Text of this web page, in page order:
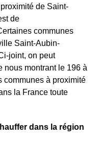
de Saint-
de
communes
Saint-Aubin-
joint, on peut
nous montrant le 196 à
communes à proximité
la France toute
dans la région